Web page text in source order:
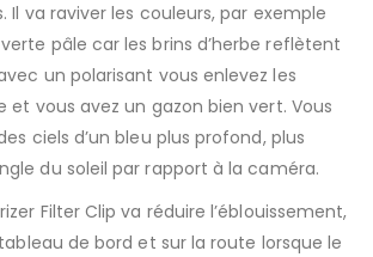
Il va raviver les couleurs, par exemple
pâle car les brins d’herbe reflètent
un polarisant vous enlevez les
et vous avez un gazon bien vert. Vous
ciels d’un bleu plus profond, plus
du soleil par rapport à la caméra.
Filter Clip va réduire l’éblouissement,
de bord et sur la route lorsque le